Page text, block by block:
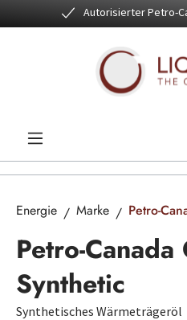
Zum Hauptinhalt springen
Autorisierter Petro-
Energie Marke Petro-
Petro-Canada
Synthetic
Synthetisches Wärmeträgeröl